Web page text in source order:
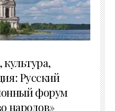
Русский
форум
народов»